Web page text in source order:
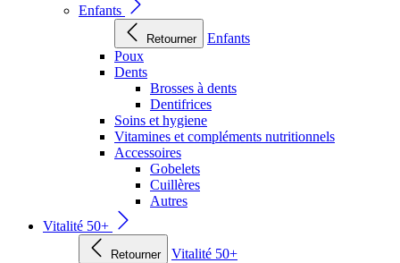
Enfants
Retourner
Enfants
Poux
Dents
Brosses à dents
Dentifrices
Soins et hygiene
Vitamines et compléments nutritionnels
Accessoires
Gobelets
Cuillères
Autres
Vitalité 50+
Retourner
Vitalité 50+